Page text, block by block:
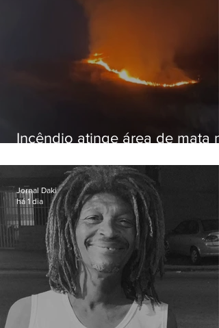
Incêndio atinge área de mata
Iguaçu
Jornal Daki
há 1 dia